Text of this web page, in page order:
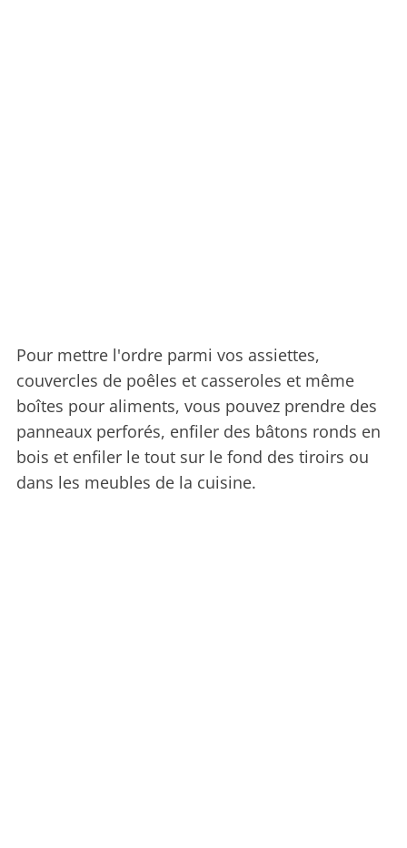
Pour mettre l'ordre parmi vos assiettes,
couvercles de poêles et casseroles et même
boîtes pour aliments, vous pouvez prendre des
panneaux perforés, enfiler des bâtons ronds en
bois et enfiler le tout sur le fond des tiroirs ou
dans les meubles de la cuisine.